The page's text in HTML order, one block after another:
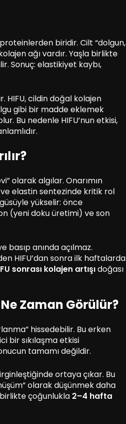
biridir. Cilt “dolgun,
ağı vardır. Yaşla birlikte
Sonuç: elastikiyet kaybı,
HIFU, cildin doğal kolajen
gibi bir madde eklemek
Bu nedenle HIFU’nun etkisi,
olarak algılar. Onarımın
elastin sentezinde kritik rol
yükselir: önce
(yeni doku üretimi) ve son
anında açılmaz.
HIFU’dan sonra ilk haftalarda
sonrası kolajen artışıdoğası
Zaman Görülür?
hissedebilir. Bu erken
bir sıkılaşma etkisi
tamamı değildir.
ortaya çıkar. Bu
olarak düşünmek daha
çoğunlukla 2–4 hafta